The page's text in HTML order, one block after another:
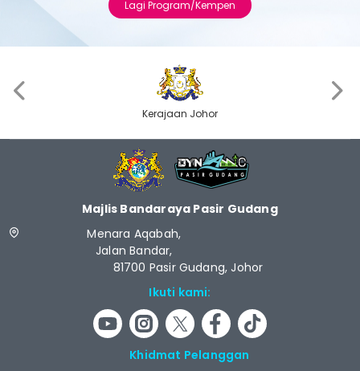
Lagi Program/Kempen
Kerajaan Johor
Majlis Bandaraya Pasir Gudang
Menara Aqabah,
Jalan Bandar,
81700 Pasir Gudang, Johor
Ikuti kami:
Khidmat Pelanggan